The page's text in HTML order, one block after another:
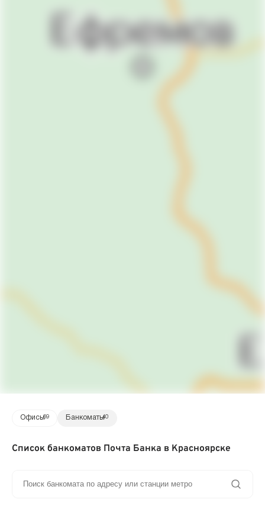
Офисы69 Банкоматы40
Список банкоматов Почта Банка в Красноярске